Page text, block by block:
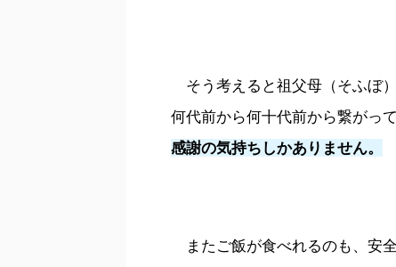
そう考えると祖父母（そふぼ
何代前から何十代前から繋がっ
感謝の気持ちしかありません。
またご飯が食べれるのも、安